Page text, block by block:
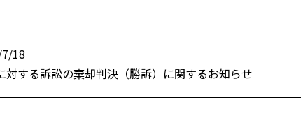
18
対する訴訟の棄却判決（勝訴）に関するお知らせ